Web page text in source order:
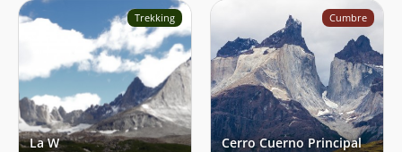
Trekking
La W
Cumbre
Cerro Cuerno Principal